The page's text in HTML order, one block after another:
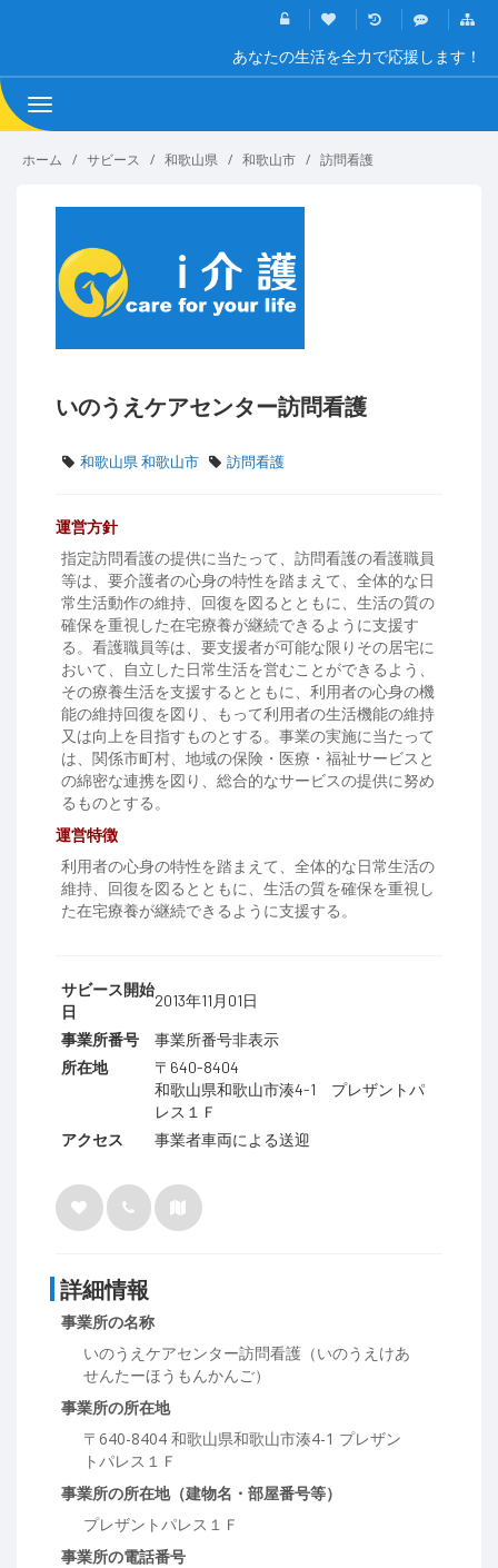
あなたの生活を全力で応援します！
Toggle
navigation
ホーム サビース 和歌山県 和歌山市 訪問看護
いのうえケアセンター訪問看護
和歌山県 和歌山市 訪問看護
運営方針
指定訪問看護の提供に当たって、訪問看護の看護職員
等は、要介護者の心身の特性を踏まえて、全体的な日
常生活動作の維持、回復を図るとともに、生活の質の
確保を重視した在宅療養が継続できるように支援す
る。看護職員等は、要支援者が可能な限りその居宅に
おいて、自立した日常生活を営むことができるよう、
その療養生活を支援するとともに、利用者の心身の機
能の維持回復を図り、もって利用者の生活機能の維持
又は向上を目指すものとする。事業の実施に当たって
は、関係市町村、地域の保険・医療・福祉サービスと
の綿密な連携を図り、総合的なサービスの提供に努め
るものとする。
運営特徴
利用者の心身の特性を踏まえて、全体的な日常生活の
維持、回復を図るとともに、生活の質を確保を重視し
た在宅療養が継続できるように支援する。
サビース開始
日
2013年11月01日
事業所番号
事業所番号非表示
所在地
〒640-8404
和歌山県和歌山市湊4-1 プレザントパ
レス１Ｆ
アクセス
事業者車両による送迎
詳細情報
事業所の名称
いのうえケアセンター訪問看護（いのうえけあ
せんたーほうもんかんご）
事業所の所在地
〒640-8404 和歌山県和歌山市湊4-1 プレザン
トパレス１Ｆ
事業所の所在地（建物名・部屋番号等）
プレザントパレス１Ｆ
事業所の電話番号